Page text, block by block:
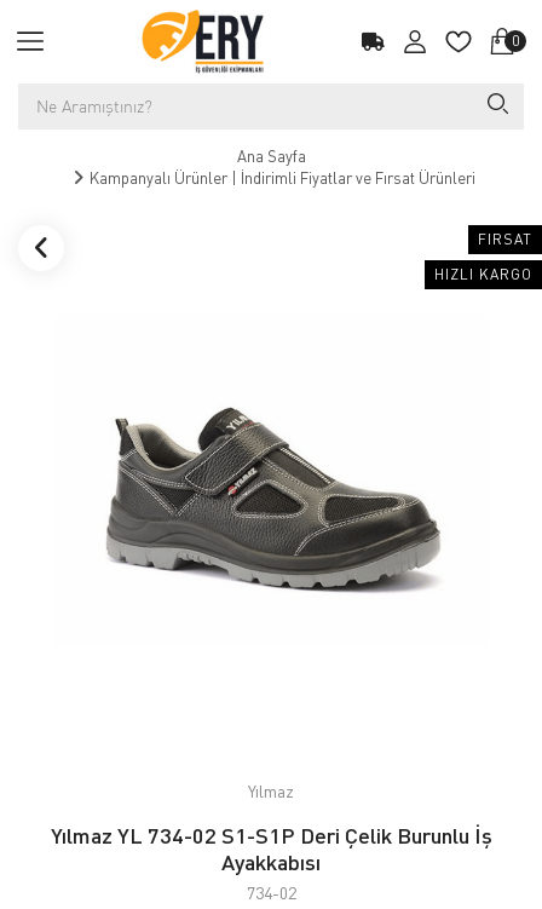
0
Ana Sayfa
Kampanyalı Ürünler | İndirimli Fiyatlar ve Fırsat Ürünleri
FIRSAT
HIZLI KARGO
Yılmaz
Yılmaz YL 734-02 S1-S1P Deri Çelik Burunlu İş
Ayakkabısı
734-02